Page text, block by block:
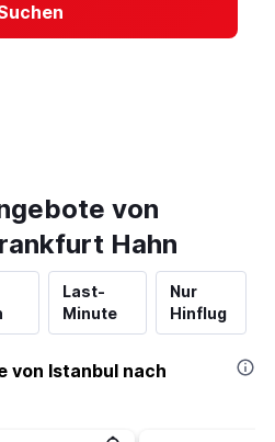
von
Hahn
Last-
Minute
Nur
Hinflug
von Istanbul nach